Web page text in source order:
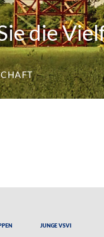
die
Junge VSVI